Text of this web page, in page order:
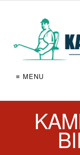
≡ MENU